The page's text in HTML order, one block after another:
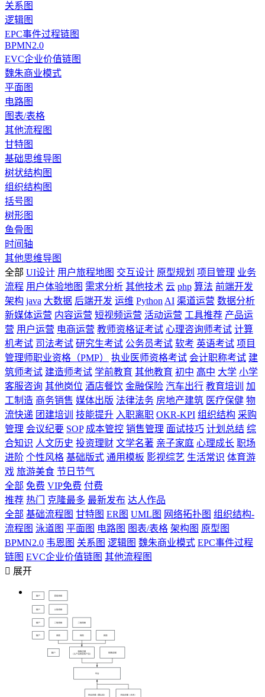
关系图
逻辑图
EPC事件过程链图
BPMN2.0
EVC企业价值链图
魏朱商业模式
平面图
电路图
图表/表格
其他流程图
甘特图
基础思维导图
树状结构图
组织结构图
括号图
树形图
鱼骨图
时间轴
其他思维导图
全部 UI设计 用户旅程地图 交互设计 原型规划 项目管理 业务
流程 用户体验地图 需求分析 其他技术 云 php 算法 前端开发
架构 java 大数据 后端开发 运维 Python AI 渠道运营 数据分析
新媒体运营 内容运营 短视频运营 活动运营 工具推荐 产品运
营 用户运营 电商运营 教师资格证考试 心理咨询师考试 计算
机考试 司法考试 研究生考试 公务员考试 软考 英语考试 项目
管理师职业资格（PMP）
执业医师资格考试 会计职称考试 建
筑师考试 建造师考试 学前教育 其他教育 初中 高中 大学 小学
客服咨询 其他岗位 酒店餐饮 金融保险 汽车出行 教育培训
加
工制造 商务销售 媒体出版 法律法务 房地产建筑 医疗保健 物
流快递 团建培训 技能提升 入职离职 OKR-KPI 组织结构 采购
管理 会议纪要 SOP 成本管控 销售管理 面试技巧 计划总结 综
合知识 人文历史 投资理财 文学名著 亲子家庭 心理成长 职场
进阶 个性风格 基础版式 通用模板 影视综艺 生活常识 体育游
戏 旅游美食 节日节气
全部 免费 VIP免费 付费
推荐 热门 克隆最多 最新发布 达人作品
全部 基础流程图 甘特图 ER图 UML图 网络拓扑图 组织结构-
流程图 泳道图 平面图 电路图 图表/表格 架构图 原型图
BPMN2.0 韦恩图 关系图 逻辑图 魏朱商业模式 EPC事件过程
链图 EVC企业价值链图 其他流程图
 展开